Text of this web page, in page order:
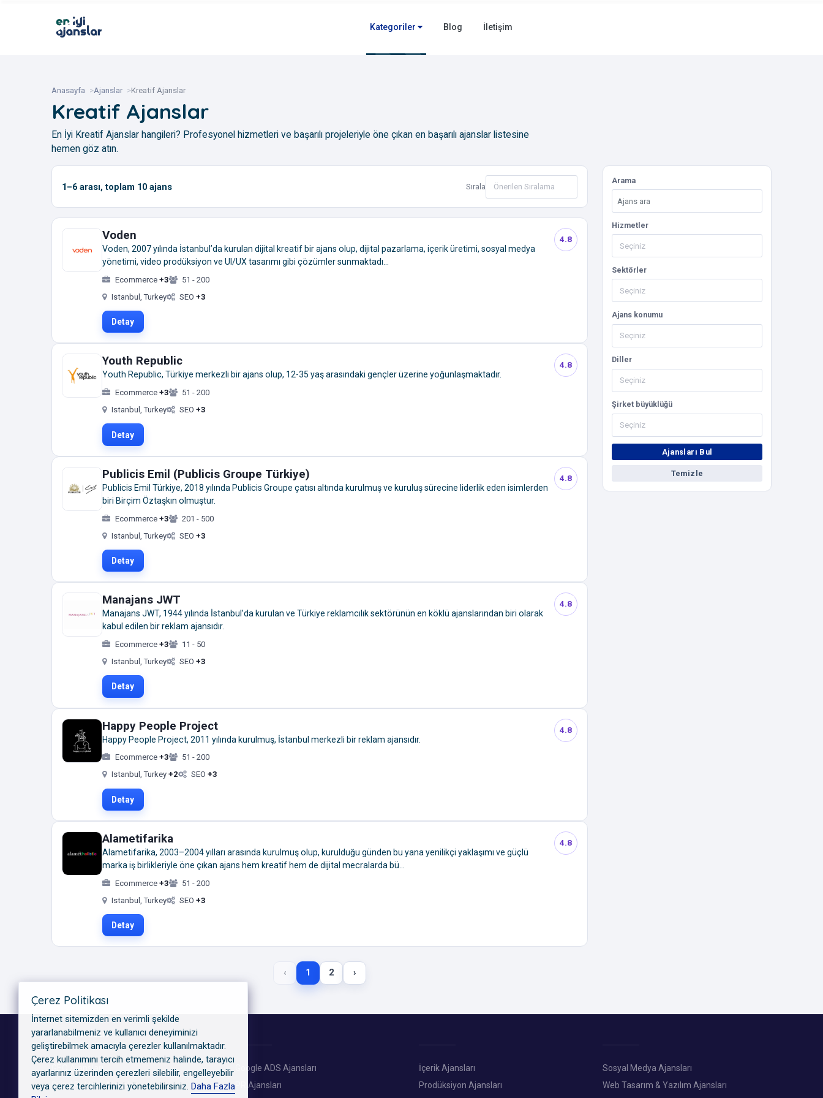
Kategoriler Blog İletişim
Anasayfa Ajanslar Kreatif Ajanslar
Kreatif Ajanslar
En İyi Kreatif Ajanslar hangileri? Profesyonel hizmetleri ve başarılı projeleriyle öne çıkan en başarılı ajanslar listesine
hemen göz atın.
1–6 arası, toplam 10 ajans Sırala
Voden
Voden, 2007 yılında İstanbul’da kurulan dijital kreatif bir ajans olup, dijital pazarlama, içerik üretimi, sosyal medya
yönetimi, video prodüksiyon ve UI/UX tasarımı gibi çözümler sunmaktadı...
Ecommerce +3
51 - 200
Istanbul, Turkey
SEO+3
Detay
4.8
Youth Republic
Youth Republic, Türkiye merkezli bir ajans olup, 12-35 yaş arasındaki gençler üzerine yoğunlaşmaktadır.
Ecommerce +3
51 - 200
Istanbul, Turkey
SEO+3
Detay
4.8
Publicis Emil (Publicis Groupe Türkiye)
Publicis Emil Türkiye, 2018 yılında Publicis Groupe çatısı altında kurulmuş ve kuruluş sürecine liderlik eden isimlerden
biri Birçim Öztaşkın olmuştur.
Ecommerce +3
201 - 500
Istanbul, Turkey
SEO+3
Detay
4.8
Manajans JWT
Manajans JWT, 1944 yılında İstanbul’da kurulan ve Türkiye reklamcılık sektörünün en köklü ajanslarından biri olarak
kabul edilen bir reklam ajansıdır.
Ecommerce +3
11 - 50
Istanbul, Turkey
SEO+3
Detay
4.8
Happy People Project
Happy People Project, 2011 yılında kurulmuş, İstanbul merkezli bir reklam ajansıdır.
Ecommerce +3
51 - 200
Istanbul, Turkey +2 SEO+3
Detay
4.8
Alametifarika
Alametifarika, 2003–2004 yılları arasında kurulmuş olup, kurulduğu günden bu yana yenilikçi yaklaşımı ve güçlü
marka iş birlikleriyle öne çıkan ajans hem kreatif hem de dijital mecralarda bü...
Ecommerce +3
51 - 200
Istanbul, Turkey
SEO+3
Detay
4.8
‹ 1 2 ›
Arama
Hizmetler
Sektörler
Ajans konumu
Diller
Şirket büyüklüğü
Ajansları Bul
Temizle
KATEGORILER
GEO Ajansları
Dijital Reklam Ajansları
Google ADS Ajansları
PR Ajansları
İçerik Ajansları
Prodüksiyon Ajansları
Sosyal Medya Ajansları
Web Tasarım & Yazılım Ajansları
Çerez Politikası
İnternet sitemizden en verimli şekilde
yararlanabilmeniz ve kullanıcı deneyiminizi
geliştirebilmek amacıyla çerezler kullanılmaktadır.
Çerez kullanımını tercih etmemeniz halinde, tarayıcı
ayarlarınız üzerinden çerezleri silebilir, engelleyebilir
veya çerez tercihlerinizi yönetebilirsiniz. Daha Fazla